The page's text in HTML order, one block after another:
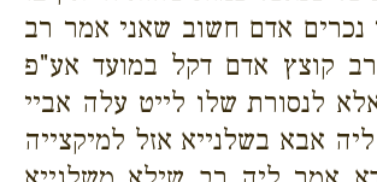
נכרים אדם חשוב שאני אמר רב
קוצץ אדם דקל במועד אע"פ
לנסורת שלו לייט עלה אביי
אבא בשלנייא אזל למיקצייה